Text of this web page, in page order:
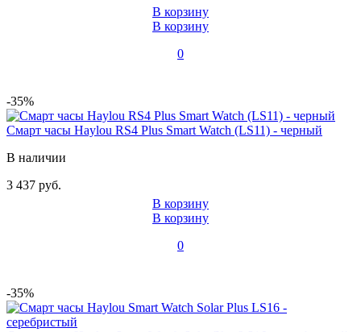
В корзину
В корзину
0
-35%
Смарт часы Haylou RS4 Plus Smart Watch (LS11) - черный
В наличии
3 437 руб.
В корзину
В корзину
0
-35%